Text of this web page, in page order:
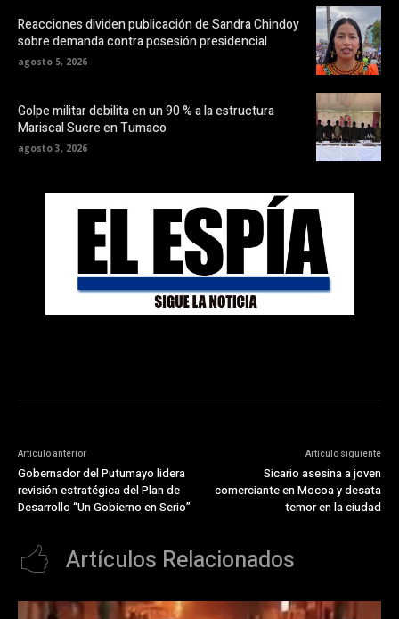
Reacciones dividen publicación de Sandra Chindoy
sobre demanda contra posesión presidencial
agosto 5, 2026
Golpe militar debilita en un 90 % a la estructura
Mariscal Sucre en Tumaco
agosto 3, 2026
Artículo anterior
Gobernador del Putumayo lidera
revisión estratégica del Plan de
Desarrollo “Un Gobierno en Serio”
Artículo siguiente
Sicario asesina a joven
comerciante en Mocoa y desata
temor en la ciudad
Artículos Relacionados